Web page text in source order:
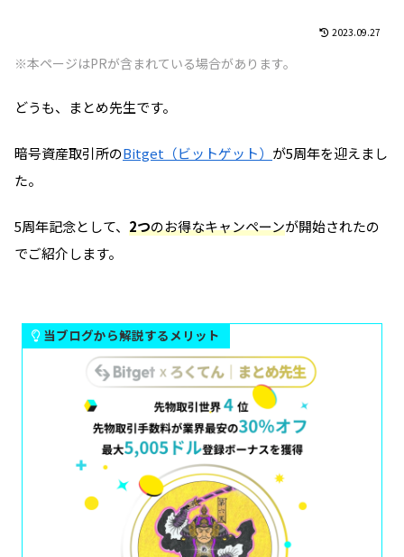
2023.09.27
※本ページはPRが含まれている場合があります。
どうも、まとめ先生です。
暗号資産取引所のBitget（ビットゲット） が5周年を迎えまし
た。
5周年記念として、 2つのお得なキャンペーンが開始されたの
でご紹介します。
当ブログから解説するメリット